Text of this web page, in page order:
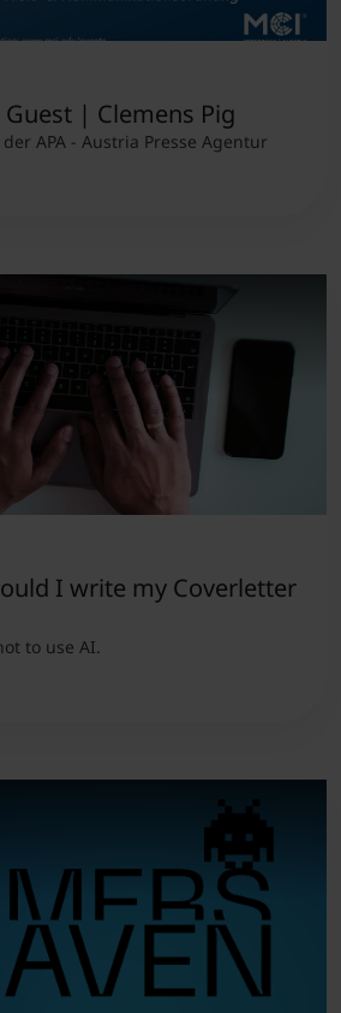
| Clemens Pig
der APA - Austria Presse Agentur
I write my Coverletter
to use AI.